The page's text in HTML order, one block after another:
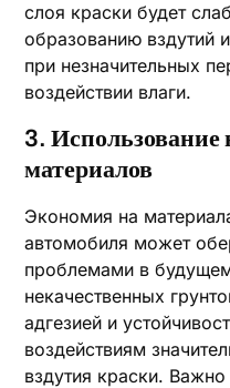
слоя краски будет
образованию вздутий
при незначительных
воздействии влаги.
3. Использование
материалов
Экономия на
автомобиля может
проблемами в
некачественных
адгезией и
воздействиям
вздутия краски.